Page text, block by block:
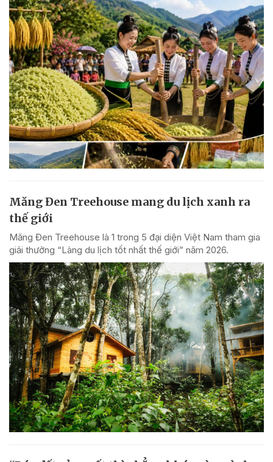
Măng Đen Treehouse mang du lịch xanh ra
thế giới
Măng Đen Treehouse là 1 trong 5 đại diện Việt Nam tham gia
giải thưởng “Làng du lịch tốt nhất thế giới” năm 2026.